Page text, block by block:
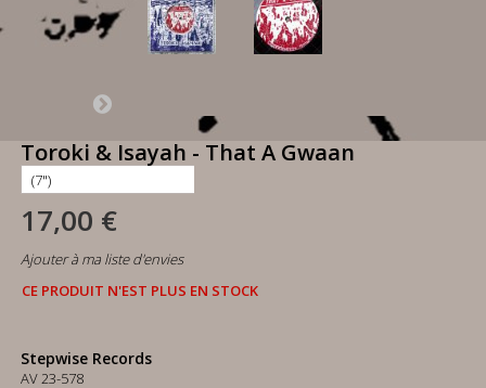
Toroki & Isayah - That A Gwaan
17,00 €
Ajouter à ma liste d'envies
CE PRODUIT N'EST PLUS EN STOCK
Stepwise Records
AV 23-578